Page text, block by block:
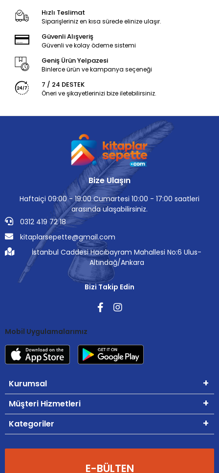
Hızlı Teslimat
Siparişleriniz en kısa sürede elinize ulaşır.
Güvenli Alışveriş
Güvenli ve kolay ödeme sistemi
Geniş Ürün Yelpazesi
Binlerce ürün ve kampanya seçeneği
7 / 24 DESTEK
Öneri ve şikayetlerinizi bize iletebilirsiniz.
Bize Ulaşın
Haftaiçi 09:00 - 19:00 Cumartesi 10:00 - 17:00 saatleri
arasında ulaşabilirsiniz.
0312 419 72 18
kitaplarsepette@gmail.com
İstanbul Caddesi Hacıbayram Mahallesi No:6 Ulus-
Altındağ/Ankara
Bizi Takip Edin
Mobil Uygulamalarımız
Kurumsal
Müşteri Hizmetleri
Kategoriler
E-BÜLTEN